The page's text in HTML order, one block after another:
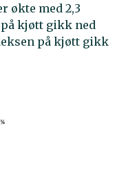
økte med 2,3
kjøtt gikk ned
på kjøtt gikk